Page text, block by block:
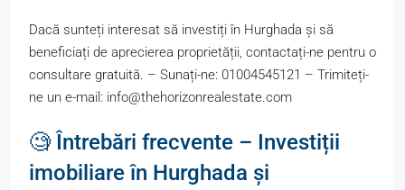
Dacă sunteți interesat să investiți în Hurghada și să
beneficiați de aprecierea proprietății, contactați-ne pentru o
consultare gratuită. – Sunați-ne: 01004545121 – Trimiteți-
ne un e-mail: info@thehorizonrealestate.com
🧐 Întrebări frecvente – Investiții
imobiliare în Hurghada și